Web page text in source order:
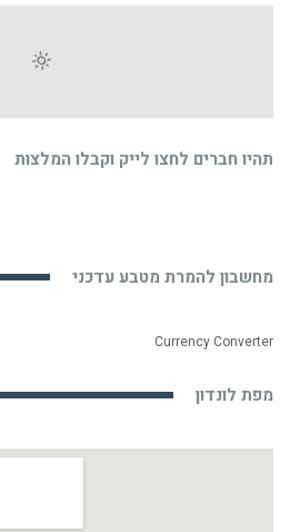
תהיו חברים לחצו לייק וקבלו המלצות
מחשבון להמרת מטבע עדכני
Currency Converter
מפת לונדון